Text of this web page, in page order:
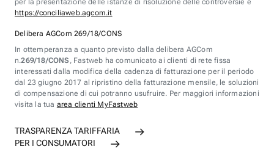
per la presentazione delle istanze di risoluzione delle controversie è
https://conciliaweb.agcom.it
Delibera AGCom 269/18/CONS
In ottemperanza a quanto previsto dalla delibera AGCom
n.269/18/CONS , Fastweb ha comunicato ai clienti di rete fissa
interessati dalla modifica della cadenza di fatturazione per il periodo
dal 23 giugno 2017 al ripristino della fatturazione mensile, le soluzioni
di compensazione di cui potranno usufruire. Per maggiori informazioni
visita la tua area clienti MyFastweb
TRASPARENZA TARIFFARIA
PER I CONSUMATORI